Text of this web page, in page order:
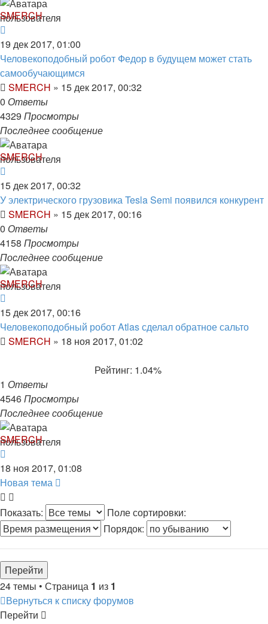
SMERCH
19 дек 2017, 01:00
Человекоподобный робот Федор в будущем может стать
самообучающимся
SMERCH » 15 дек 2017, 00:32
0 Ответы
4329 Просмотры
Последнее сообщение
SMERCH
15 дек 2017, 00:32
У электрического грузовика Tesla Semi появился конкурент
SMERCH » 15 дек 2017, 00:16
0 Ответы
4158 Просмотры
Последнее сообщение
SMERCH
15 дек 2017, 00:16
Человекоподобный робот Atlas сделал обратное сальто
SMERCH » 18 ноя 2017, 01:02
Рейтинг: 1.04%
1 Ответы
4546Просмотры
Последнее сообщение
SMERCH
18 ноя 2017, 01:08
Новая тема
Показать:
Поле сортировки:
Порядок:
24 темы • Страница 1 из 1
Вернуться к списку форумов
Перейти